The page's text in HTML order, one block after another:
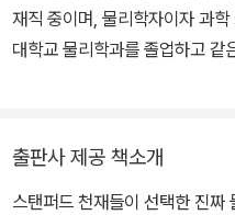
재직 중이며, 물리학자이자 과
대학교 물리학과를 졸업하고 같
수로 부임하면서 학생들에게 교
것인가를 고민했으며, 가장 기
출판사 제공 책소개
스탠퍼드 천재들이 선택한 진짜 물리 특강 ★ 끈 이